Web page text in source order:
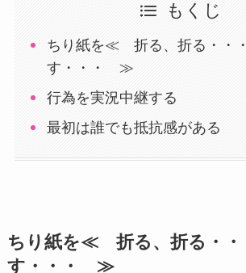
もくじ
ちり紙を≪ 折る、折る・・
す・・・ ≫
行為を実況中継する
最初は誰でも抵抗感がある
ちり紙を≪ 折る、折る・・
す・・・ ≫